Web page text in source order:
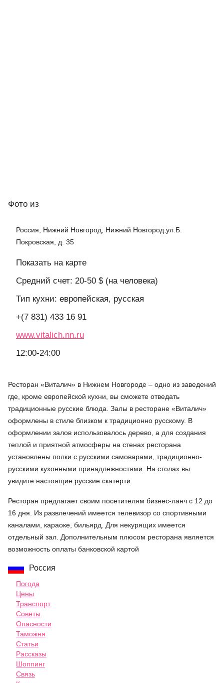
Фото из
Россия, Нижний Новгород, Нижний Новгород,ул.Б.
Покровская, д. 35
Показать на карте
Средний счет: 20-50 $ (на человека)
Тип кухни: европейская, русская
+(7 831) 433 16 91
www.vitalich.nn.ru
12:00-24:00
Ресторан «Виталич» в Нижнем Новгороде – одно из заведений
где, кроме европейской кухни, вы сможете отведать
традиционные русские блюда. Залы в ресторане «Виталич»
оформлены в стиле близком к традиционно русскому. В
оформлении залов использовалось дерево, а для создания
теплой и приятной атмосферы на стенах ресторана
установлены полки с русскими самоварами, традиционно-
русскими кухонными принадлежностями. На столах вы
увидите настоящие русские скатерти.
Ресторан предлагает своим посетителям бизнес-ланч с 12 до
16 дня. Из развлечений имеется телевизор со спортивными
каналами, караоке, бильярд. Для некурящих имеется
отдельный зал. Дополнительным плюсом ресторана является
возможность оплаты банковской картой
Россия
Погода
Цены
Транспорт
Советы
Опасности
Таможня
Статьи
Рассказы
Шоппинг
Связь